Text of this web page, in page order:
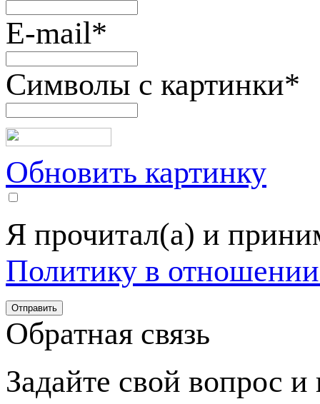
E-mail*
Символы с картинки*
Обновить картинку
Я прочитал(а) и
Политику в
Обратная связь
Задайте свой вопрос